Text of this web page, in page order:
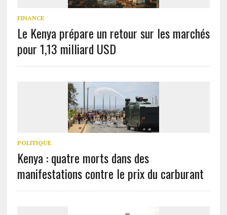
FINANCE
Le Kenya prépare un retour sur les marchés
pour 1,13 milliard USD
POLITIQUE
Kenya : quatre morts dans des
manifestations contre le prix du carburant